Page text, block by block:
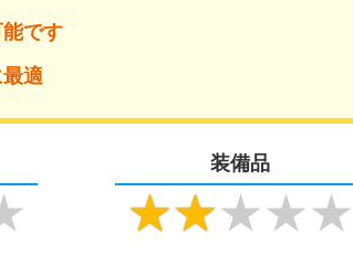
です
適
装備品
★★★★★